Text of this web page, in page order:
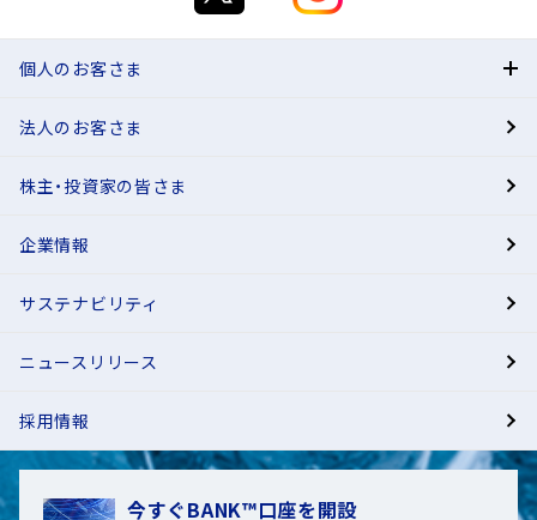
個人のお客さま
BANK
有人店舗
法人のお客さま
株主・投資家の皆さま
企業情報
サステナビリティ
ニュースリリース
採用情報
今すぐBANK™口座を開設